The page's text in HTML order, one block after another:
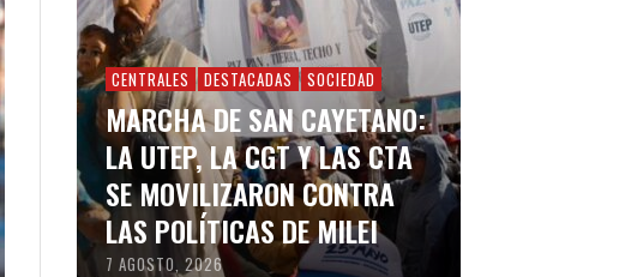
CENTRALES DESTACADAS SOCIEDAD
MARCHA DE SAN CAYETANO:
LA UTEP, LA CGT Y LAS CTA
SE MOVILIZARON CONTRA
LAS POLÍTICAS DE MILEI
7 AGOSTO, 2026